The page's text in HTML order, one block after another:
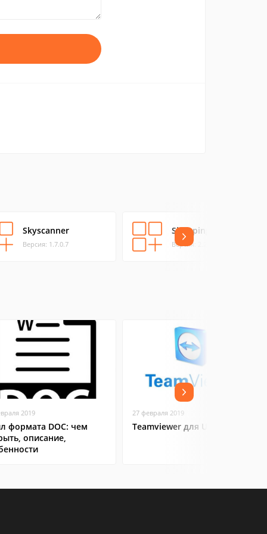
Skyscanner
Версия: 1.7.0.7
ShoppingList
Версия: 2.2.0.0
2019
формата DOC: чем
описание,
27 февраля 2019
Teamviewer для Ubuntu